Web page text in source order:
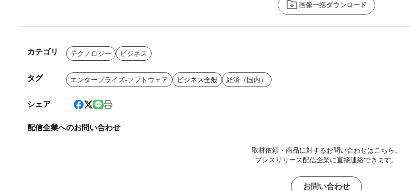
画像一括ダウンロード
カテゴリ テクノロジー ビジネス
タグ エンタープライズ-ソフトウェア ビジネス全般 経済（国内）
シェア
配信企業へのお問い合わせ
取材依頼・商品に対するお問い合わせはこちら。
プレスリリース配信企業に直接連絡できます。
お問い合わせ